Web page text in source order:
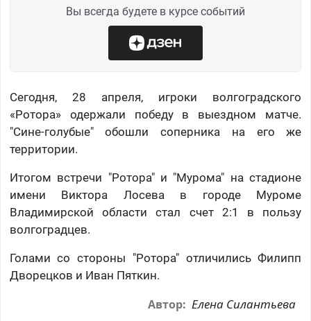
Вы всегда будете в курсе событий
Сегодня, 28 апреля, игроки волгоградского
«Ротора» одержали победу в выездном матче.
"Сине-голубые" обошли соперника на его же
территории.
Итогом встречи "Ротора" и "Мурома" на стадионе
имени Виктора Лосева в городе Муроме
Владимирской области стал счет 2:1 в пользу
волгоградцев.
Голами со стороны "Ротора" отличились Филипп
Дворецков и Иван Пяткин.
Автор: Елена Силантьева